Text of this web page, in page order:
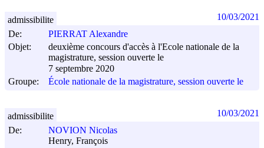
De:
PIERRAT Alexandre
Objet:
deuxième concours d'accès à l'Ecole nationale de la
magistrature, session ouverte le
7 septembre 2020
Groupe:
École nationale de la magistrature, session ouverte le
admissibilite 10/03/2021
De:
NOVION Nicolas
Henry, François
admissibilite 10/03/2021